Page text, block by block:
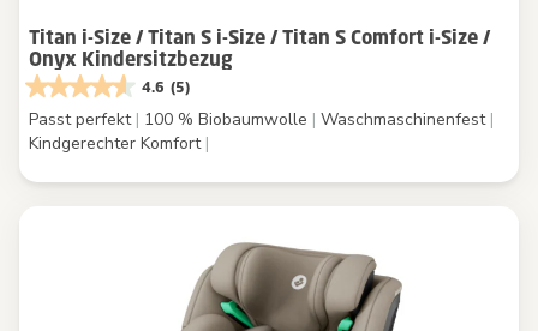
Titan i-Size / Titan S i-Size / Titan S Comfort i-Size /
Onyx Kindersitzbezug
4.6 (5)
Passt perfekt | 100 % Biobaumwolle | Waschmaschinenfest |
Kindgerechter Komfort |